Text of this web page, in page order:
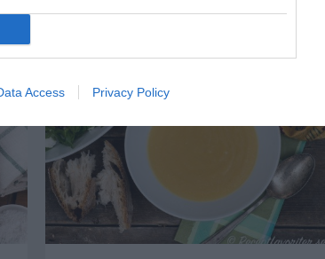
Access Privacy Policy
RECEPT